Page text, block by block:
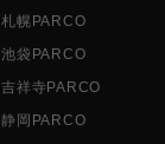
札幌PARCO
池袋PARCO
吉祥寺PARCO
静岡PARCO